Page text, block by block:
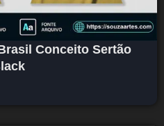
Conceito Sertão